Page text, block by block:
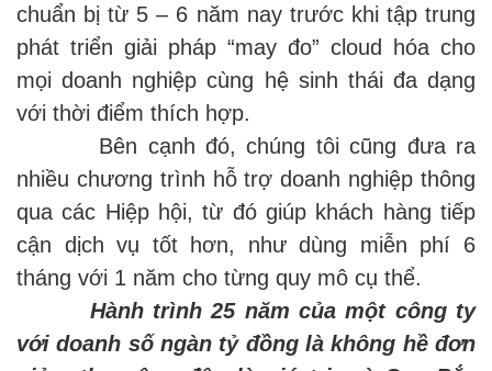
chuẩn bị từ 5 – 6 năm nay trước khi tập trung
phát triển giải pháp “may đo” cloud hóa cho
mọi doanh nghiệp cùng hệ sinh thái đa dạng
với thời điểm thích hợp.
Bên cạnh đó, chúng tôi cũng đưa ra
nhiều chương trình hỗ trợ doanh nghiệp thông
qua các Hiệp hội, từ đó giúp khách hàng tiếp
cận dịch vụ tốt hơn, như dùng miễn phí 6
tháng với 1 năm cho từng quy mô cụ thể.
Hành trình 25 năm của một công ty
với doanh số ngàn tỷ đồng là không hề đơn